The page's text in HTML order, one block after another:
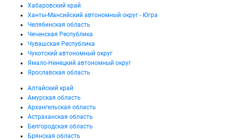
Хабаровский край
Ханты-Мансийский автономный округ - Югра
Челябинская область
Чеченская Республика
Чувашская Республика
Чукотский автономный округ
Ямало-Ненецкий автономный округ
Ярославская область
Алтайский край
Амурская область
Архангельская область
Астраханская область
Белгородская область
Брянская область